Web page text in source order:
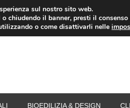
ENERGETICO SPESA
BIOEDILIZIA & DESIGN
sul nostro sito web.
chiudendo il banner, presti il
o come disattivarli nelle